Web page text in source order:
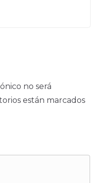
no será
están marcados